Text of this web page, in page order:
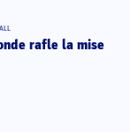
rafle la mise